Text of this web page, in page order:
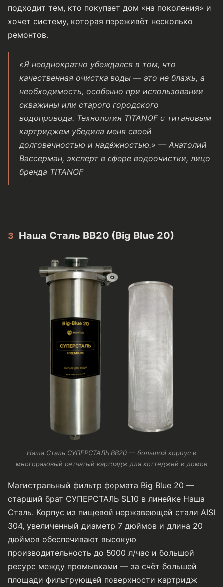
подходит тем, кто покупает дом «на поколения» и
хочет систему, которая переживёт несколько
ремонтов.
«Я неоднократно убеждался в том, что
качественная очистка воды — это не блажь, а
необходимость, особенно при использовании
скважины или старого городского
водопровода. Технология TITANOF с титановым
картриджем убедила меня своей
долговечностью и надёжностью.» — Анатолий
Вассерман, эксперт в сфере водоочистки, лицо
бренда TITANOF
3 Наша Сталь BB20 (Big Blue 20)
Наша Сталь СУПЕРСТАЛЬ BB20 — большой корпус и
многоразовый сетчатый картридж для коттеджей и домов
Магистральный фильтр формата Big Blue 20 —
старший брат СУПЕРСТАЛЬ SL10 в линейке Наша
Сталь. Корпус из пищевой нержавеющей стали AISI
304, увеличенный диаметр 7 дюймов и длина 20
дюймов обеспечивают высокую
производительность до 5000 л/час и большой
ресурс между промывками — за счёт большей
площади фильтрующей поверхности картридж